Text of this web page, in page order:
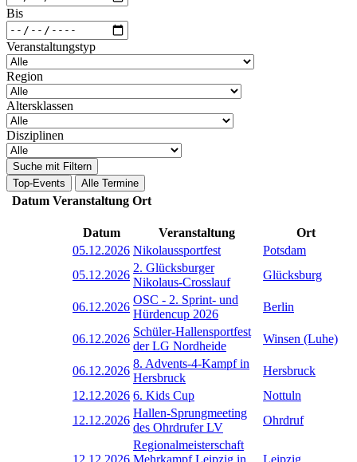
Bis
Veranstaltungstyp
Region
Altersklassen
Disziplinen
Suche mit Filtern
Top-Events
Alle Termine
Datum Veranstaltung Ort
Datum Veranstaltung
Ort
05.12.2026 Nikolaussportfest
Potsdam
05.12.2026
2. Glücksburger
Nikolaus-Crosslauf
Glücksburg
06.12.2026
OSC - 2. Sprint- und
Hürdencup 2026
Berlin
06.12.2026
Schüler-Hallensportfest
der LG Nordheide
Winsen (Luhe)
06.12.2026
8. Advents-4-Kampf in
Hersbruck
Hersbruck
12.12.2026 6. Kids Cup
Nottuln
12.12.2026
Hallen-Sprungmeeting
des Ohrdrufer LV
Ohrdruf
12.12.2026
Regionalmeisterschaft
Mehrkampf Leipzig in
Leipzig